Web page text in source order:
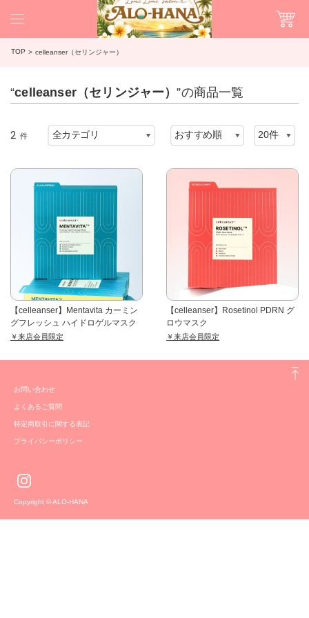
TOP celleanser（セリンジャー）
“celleanser（セリンジャー）”の商品一覧
2 件
【celleanser】Mentavita カーミン
グフレッシュ ハイドロゲルマスク
￥来店会員限定
【celleanser】Rosetinol PDRN グ
ロウマスク
￥来店会員限定
お問い合わせ
よくあるご質問
特定商取引に関する表記
プライバシーポリシー
Copyright © ALO-HANA